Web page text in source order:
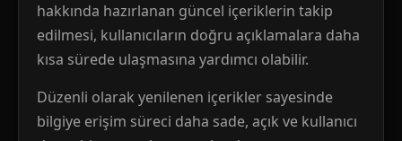
hakkında hazırlanan güncel içeriklerin takip
edilmesi, kullanıcıların doğru açıklamalara daha
kısa sürede ulaşmasına yardımcı olabilir.
Düzenli olarak yenilenen içerikler sayesinde
bilgiye erişim süreci daha sade, açık ve kullanıcı